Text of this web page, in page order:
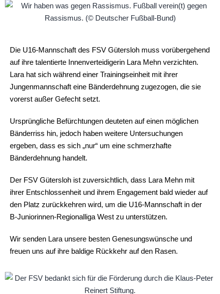
Die U16-Mannschaft des FSV Gütersloh muss vorübergehend
auf ihre talentierte Innenverteidigerin Lara Mehn verzichten.
Lara hat sich während einer Trainingseinheit mit ihrer
Jungenmannschaft eine Bänderdehnung zugezogen, die sie
vorerst außer Gefecht setzt.
Ursprüngliche Befürchtungen deuteten auf einen möglichen
Bänderriss hin, jedoch haben weitere Untersuchungen
ergeben, dass es sich „nur“ um eine schmerzhafte
Bänderdehnung handelt.
Der FSV Gütersloh ist zuversichtlich, dass Lara Mehn mit
ihrer Entschlossenheit und ihrem Engagement bald wieder auf
den Platz zurückkehren wird, um die U16-Mannschaft in der
B-Juniorinnen-Regionalliga West zu unterstützen.
Wir senden Lara unsere besten Genesungswünsche und
freuen uns auf ihre baldige Rückkehr auf den Rasen.